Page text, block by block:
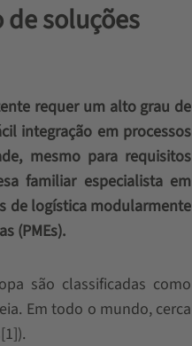
soluções
requer um alto grau de
integração em processos
mesmo para requisitos
familiar especialista em
de logística modularmente
(PMEs).
são classificadas como
Em todo o mundo, cerca